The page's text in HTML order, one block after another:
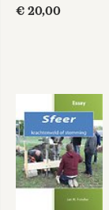
10 Bedrijven
11 Make love, not
11.2.2 Obstakels
11.2.3
11.2.4 Wie
11.3 Bevrijding
11.4 Een
11.5 Verschraling
12 Kan ik vrij zijn?
12.1 Wat is mijn
€ 20,00